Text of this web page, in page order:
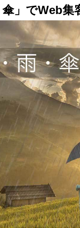
傘」でWeb